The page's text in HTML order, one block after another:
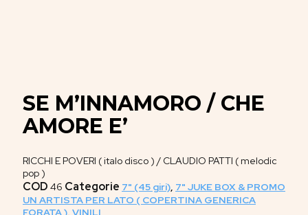
SE M’INNAMORO / CHE
AMORE E’
RICCHI E POVERI ( italo disco ) / CLAUDIO PATTI ( melodic
pop )
COD 46 Categorie 7" (45 giri), 7" JUKE BOX & PROMO
UN ARTISTA PER LATO ( COPERTINA GENERICA
FORATA ), VINILI